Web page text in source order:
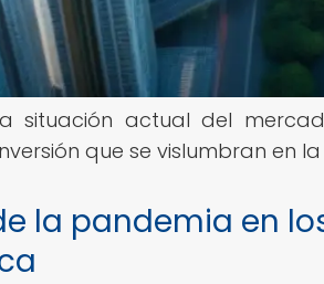
situación actual del
que se vislumbran en
la pandemia en